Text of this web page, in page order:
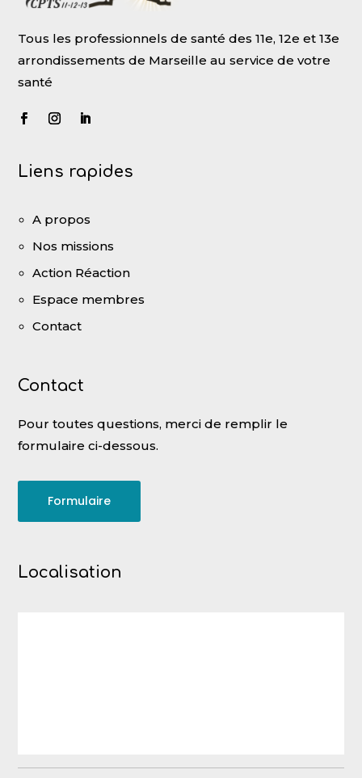
Tous les professionnels de santé des 11e, 12e et 13e
arrondissements de Marseille au service de votre
santé
Liens rapides
A propos
Nos missions
Action Réaction
Espace membres
Contact
Contact
Pour toutes questions, merci de remplir le
formulaire ci-dessous.
Formulaire
Localisation